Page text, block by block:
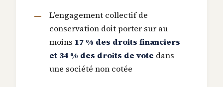
L’engagement collectif de
conservation doit porter sur au
moins 17 % des droits financiers
et 34 % des droits de vote dans
une société non cotée